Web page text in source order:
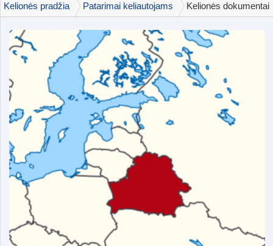
Kelionės pradžia Patarimai keliautojams Kelionės dokumentai